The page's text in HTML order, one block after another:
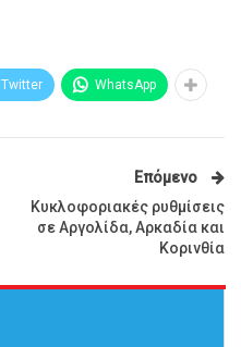
Twitter WhatsApp
Επόμενο
Κυκλοφοριακές ρυθμίσεις
σε Αργολίδα, Αρκαδία και
Κορινθία